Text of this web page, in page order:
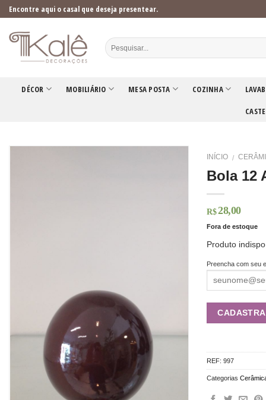
Skip
to
content
Encontre aqui o casal que deseja presentear.
DÉCOR MOBILIÁRIO MESA POSTA COZINHA
INÍCIO /
Bola 12
R$ 28,00
Fora de estoque
Produto
Preencha com seu
REF:997
Categorias